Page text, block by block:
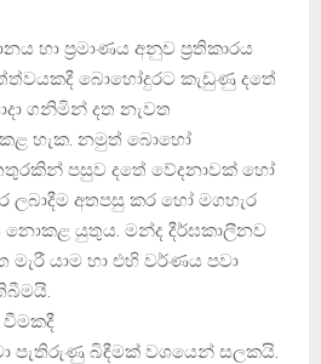
හා ප‍්‍රමාණය අනුව ප‍්‍රතිකාරය
බොහෝදුරට කැඩුණු දතේ
ගනිමින් දත නැවත
කළ හැක. නමුත් බොහෝ
පසුව දතේ වේදනාවක් හෝ
ලබාදීම අතපසු කර හෝ මගහැර
නොකළ යුතුය. මන්ද දීර්ඝකාලීනව
මැරී යාම හා එහි වර්ණය පවා
පැතිරුණු බිඳීමක් වශයෙන් සලකයි.